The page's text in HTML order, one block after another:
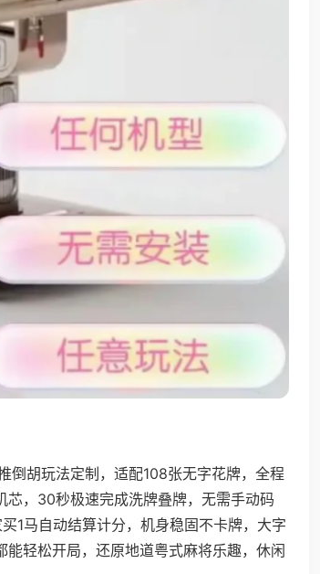
倒胡玩法定制，适配108张无字花牌，全程
，30秒极速完成洗牌叠牌，无需手动码
1马自动结算计分，机身稳固不卡牌，大字
轻松开局，还原地道粤式麻将乐趣，休闲